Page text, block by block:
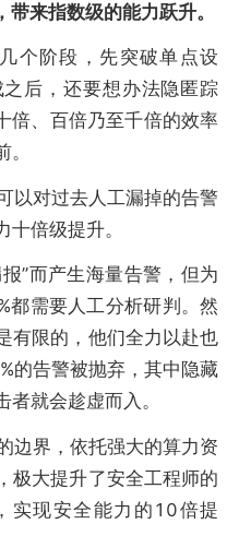
来指数级的能力跃升。
个阶段，先突破单点设
后，还要想办法隐匿踪
倍、百倍乃至千倍的效率
以对过去人工漏掉的告警
倍级提升。
”而产生海量告警，但为
都需要人工分析研判。然
有限的，他们全力以赴也
的告警被抛弃，其中隐藏
就会趁虚而入。
界，依托强大的算力资
极大提升了安全工程师的
实现安全能力的10倍提